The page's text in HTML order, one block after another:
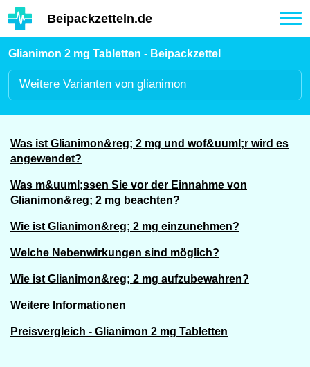
Hauptinhalt
Beipackzetteln.de
Glianimon 2 mg Tabletten - Beipackzettel
Weitere Varianten von glianimon
Was ist Glianimon&reg; 2 mg und wof&uuml;r wird es
angewendet?
Was m&uuml;ssen Sie vor der Einnahme von
Glianimon&reg; 2 mg beachten?
Wie ist Glianimon&reg; 2 mg einzunehmen?
Welche Nebenwirkungen sind möglich?
Wie ist Glianimon&reg; 2 mg aufzubewahren?
Weitere Informationen
Preisvergleich - Glianimon 2 mg Tabletten